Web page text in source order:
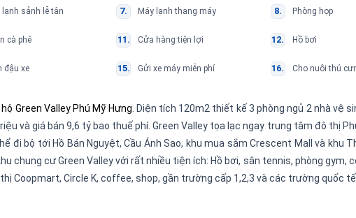
lạnh sảnh lễ tân Máy lạnh thang máy Phòng họp
cà phê Cửa hàng tiện lợi Hồ bơi
đậu xe Gửi xe máy miễn phí Cho nuôi thú
Green Valley Phú Mỹ Hưng . Diện tích 120m2 thiết kế 3 phòng ngủ 2 nhà vệ
và giá bán 9,6 tỷ bao thuế phí. Green Valley tọa lạc ngay trung tâm đô thị
đi bộ tới Hồ Bán Nguyệt, Cầu Ánh Sao, khu mua sắm Crescent Mall và khu
chung cư Green Valley với rất nhiều tiện ích: Hồ bơi, sân tennis, phòng gym,
Coopmart, Circle K, coffee, shop, gần trường cấp 1,2,3 và các trường quốc tế.